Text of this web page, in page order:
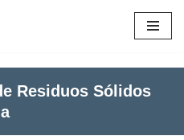
Residuos Sólidos